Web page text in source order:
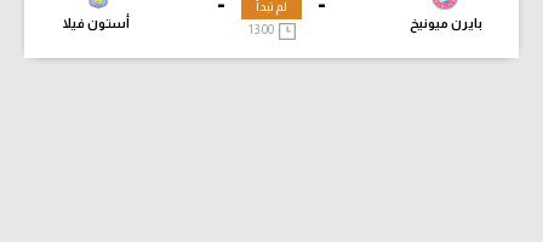
بايرن ميونيخ أستون فيلا
لم تبدأ
13:00